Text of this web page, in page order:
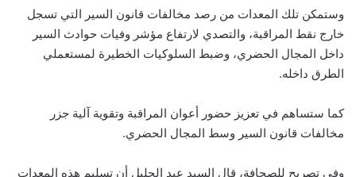
وستمكن تلك المعدات من رصد مخالفات قانون السير التي تسجل
خارج نقط المراقبة، والتصدي لارتفاع مؤشر وفيات حوادث السير
داخل المجال الحضري، وضبط السلوكيات الخطيرة لمستعملي
الطرق داخله.
كما ستساهم في تعزيز حضور أعوان المراقبة وتقوية آلية جزر
مخالفات قانون السير وسط المجال الحضري.
وفي تصريح للصحافة، قال السيد عبد الجليل أن تسليم هذه المعدات